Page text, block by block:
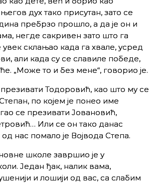
дух тако присутан, зато се
пребрзо прошло, а да је он и
негде сакривен зато што га
склањао када га хвале, усред
али када су се славиле победе,
„Може то и без мене“, говорио је.
Тодоровић, као што му се
по којем је понео име
се презивати Јовановић,
Или се он тако данас
нас помало је Војвода Степа.
школе завршио је у
Један ђак, налик вама,
и лошији од вас, са слабим